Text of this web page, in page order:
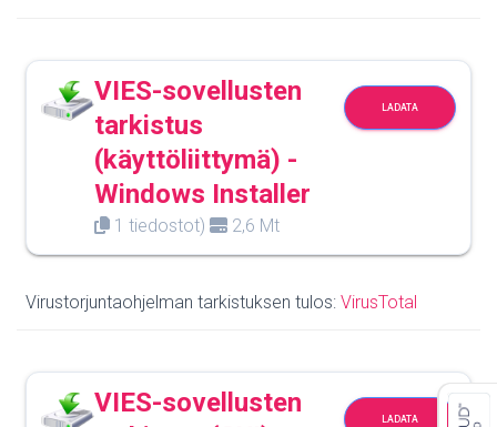
VIES-sovellusten
tarkistus
(käyttöliittymä) -
Windows Installer
1 tiedostot) 2,6 Mt
LADATA
Virustorjuntaohjelman tarkistuksen tulos: VirusTotal
VIES-sovellusten
LADATA